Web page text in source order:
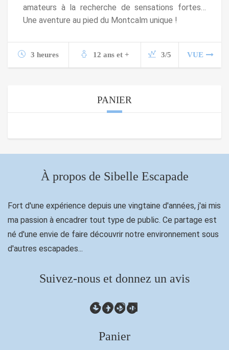
amateurs à la recherche de sensations fortes…
Une aventure au pied du Montcalm unique !
3 heures 12 ans et + 3/5 VUE
PANIER
À propos de Sibelle Escapade
Fort d'une expérience depuis une vingtaine d'années, j'ai mis
ma passion à encadrer tout type de public. Ce partage est
né d'une envie de faire découvrir notre environnement sous
d'autres escapades...
Suivez-nous et donnez un avis
Google
Facebook
Instagram
LinkedIn
Panier